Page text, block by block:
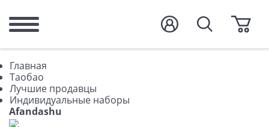
Главная
Таобао
Лучшие продавцы
Индивидуальные наборы
Afandashu